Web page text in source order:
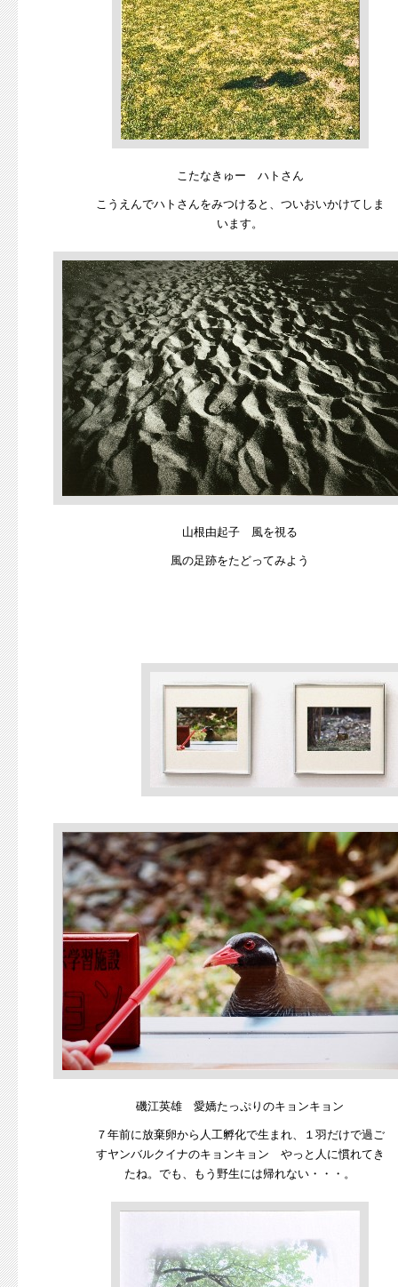
こたなきゅー ハトさん
こうえんでハトさんをみつけると、ついおいかけてしま
います。
山根由起子 風を視る
風の足跡をたどってみよう
磯江英雄 愛嬌たっぷりのキョンキョン
７年前に放棄卵から人工孵化で生まれ、１羽だけで過ご
すヤンバルクイナのキョンキョン やっと人に慣れてき
たね。でも、もう野生には帰れない・・・。